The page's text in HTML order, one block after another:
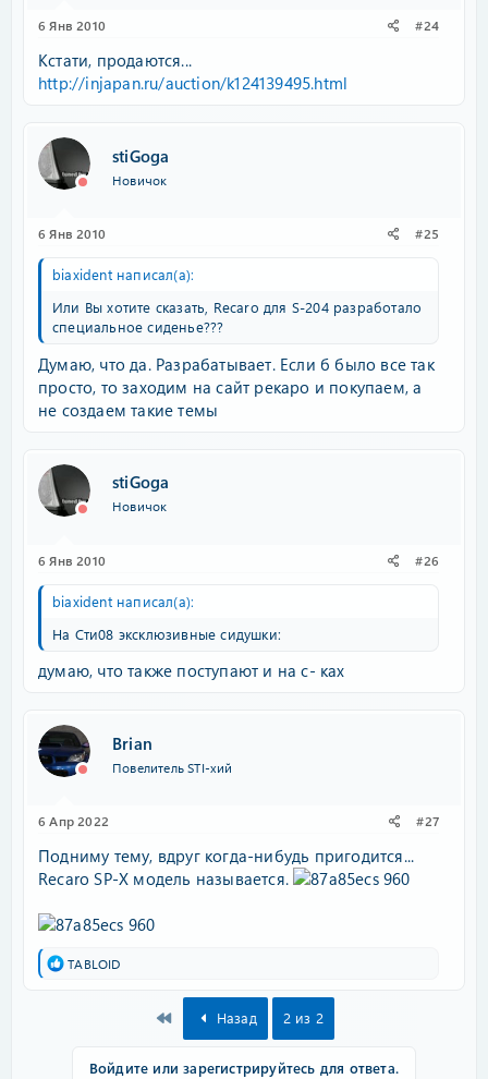
6 Янв 2010 #24
Кстати, продаются...
http://injapan.ru/auction/k124139495.html
stiGoga
Новичок
6 Янв 2010 #25
biaxident написал(а):
Или Вы хотите сказать, Recaro для S-204 разработало
специальное сиденье???
Думаю, что да. Разрабатывает. Если б было все так
просто, то заходим на сайт рекаро и покупаем, а
не создаем такие темы
stiGoga
Новичок
6 Янв 2010 #26
biaxident написал(а):
На Сти08 эксклюзивные сидушки:
думаю, что также поступают и на с- ках
Brian
Повелитель STI-хий
6 Апр 2022 #27
Подниму тему, вдруг когда-нибудь пригодится...
Recaro SP-X модель называется.
Р
TABLOID
First Назад 2 из 2
Войдите или зарегистрируйтесь для ответа.